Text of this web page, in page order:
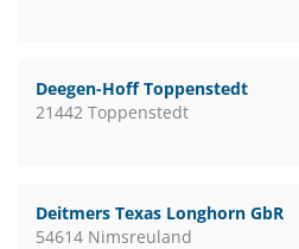
Deegen-Hoff Toppenstedt
21442 Toppenstedt
Deitmers Texas Longhorn GbR
54614 Nimsreuland